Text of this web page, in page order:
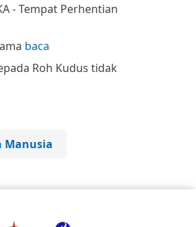
- Tempat Perhentian
baca
Roh Kudus tidak
Manusia